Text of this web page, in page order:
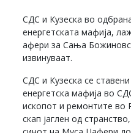
СДС и Кузеска во
енергетската мафија,
афери за Сања
извинуваат.
СДС и Кузеска се
енергетска мафија во
ископот и ремонтите во
скап јаглен од